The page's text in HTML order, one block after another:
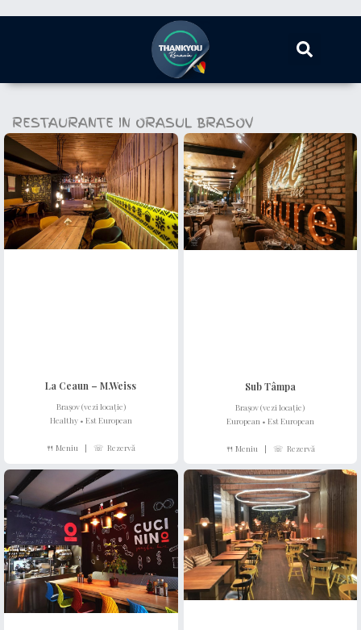
RESTAURANTE IN ORASUL BRASOV
La Ceaun – M.Weiss
Brașov (vezi locație)
Healthy • Est European
🍴 Meniu | ☏ Rezervă
Sub Tâmpa
Brașov (vezi locație)
European • Est European
🍴 Meniu | ☏ Rezervă